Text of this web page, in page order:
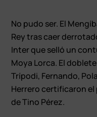
No pudo ser. El
Rey tras caer
Inter que selló un
Moya Lorca. El
Trípodi, Fernando,
Herrero certificaron el
de Tino Pérez.